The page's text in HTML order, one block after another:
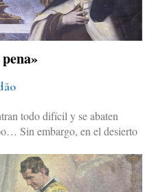
todo difícil y se abaten
Sin embargo, en el desierto